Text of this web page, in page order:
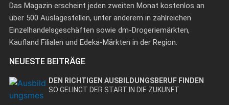
Das Magazin erscheint jeden zweiten Monat kostenlos an
über 500 Auslagestellen, unter anderem in zahlreichen
Einzelhandelsgeschäften sowie dm-Drogeriemärkten,
Kaufland Filialen und Edeka-Märkten in der Region.
NEUESTE BEITRÄGE
DEN RICHTIGEN AUSBILDUNGSBERUF FINDEN
SO GELINGT DER START IN DIE ZUKUNFT